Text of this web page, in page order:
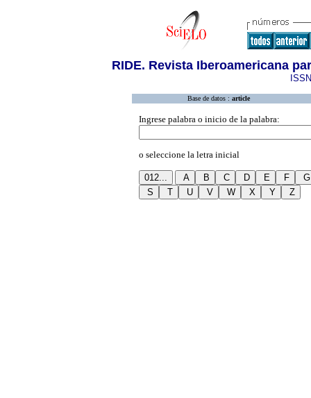
RIDE. Revista Iberoamericana
Base de datos : article
Ingrese palabra o inicio de la palabra:
o seleccione la letra inicial